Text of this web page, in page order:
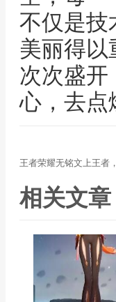
不仅是技
美丽得
次次盛
心，去点
王者荣耀无铭文上王者
相关文章